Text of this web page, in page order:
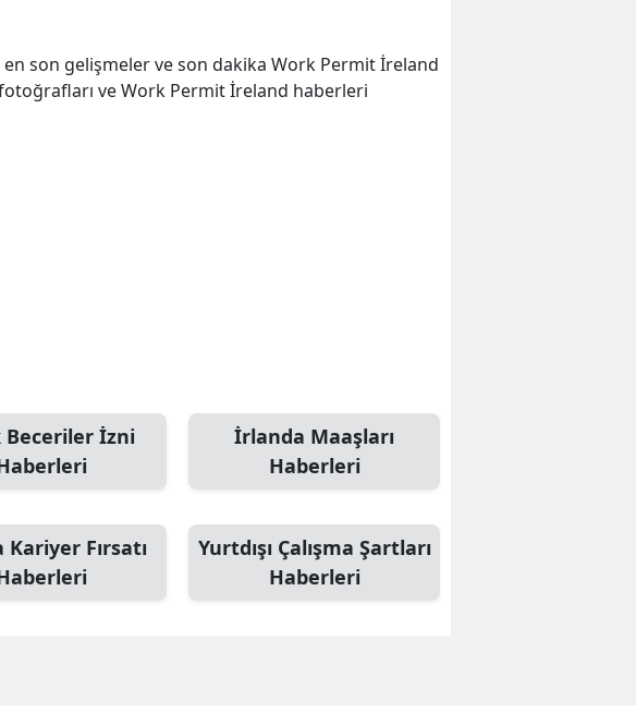
Burdur
Erzincan
Eskişehir
Gaziantep
en son gelişmeler ve son dakika Work Permit İreland
ve Work Permit İreland haberleri
İzni
İrlanda Maaşları
Haberleri
Fırsatı
Yurtdışı Çalışma Şartları
Haberleri